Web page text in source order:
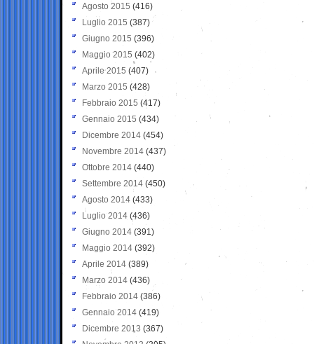
Agosto 2015 (416)
Luglio 2015 (387)
Giugno 2015 (396)
Maggio 2015 (402)
Aprile 2015 (407)
Marzo 2015 (428)
Febbraio 2015 (417)
Gennaio 2015 (434)
Dicembre 2014 (454)
Novembre 2014 (437)
Ottobre 2014 (440)
Settembre 2014 (450)
Agosto 2014 (433)
Luglio 2014 (436)
Giugno 2014 (391)
Maggio 2014 (392)
Aprile 2014 (389)
Marzo 2014 (436)
Febbraio 2014 (386)
Gennaio 2014 (419)
Dicembre 2013 (367)